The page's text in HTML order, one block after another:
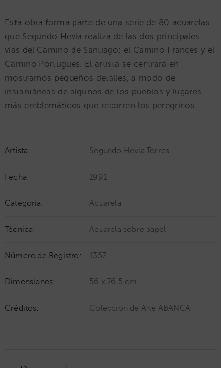
Esta obra forma parte de una serie de 80 acuarelas
que Segundo Hevia realiza de las dos principales
vías del Camino de Santiago: el Camino Francés y el
Camino Portugués. El artista se centrará en
mostrarnos pequeños detalles, a modo de
instantáneas de algunos de los pueblos y lugares
más emblemáticos que recorren los peregrinos.
Artista: Segundo Hevia Torres
Fecha: 1991
Categoría: Acuarela
Técnica: Acuarela sobre papel
Número de Registro: 1357
Dimensiones: 56 x 76,5 cm
Créditos: Colección de Arte ABANCA